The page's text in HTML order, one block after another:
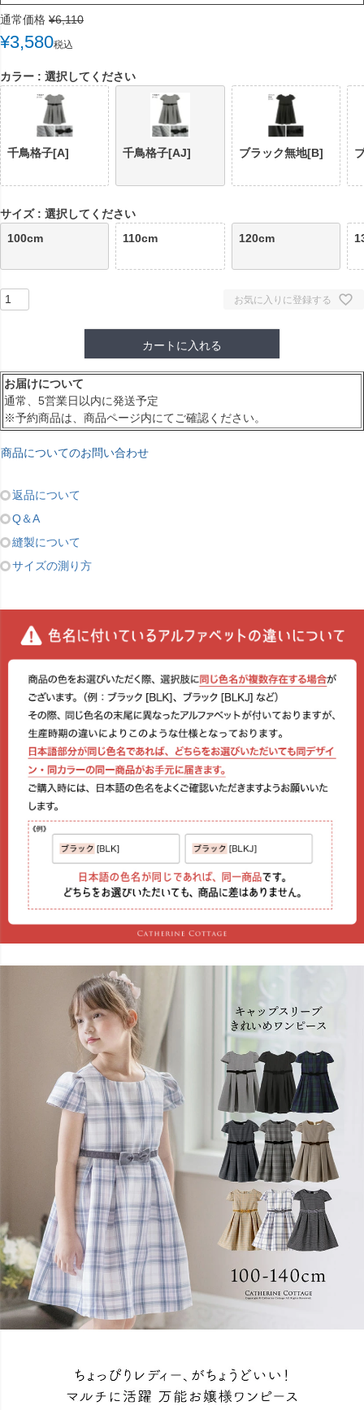
通常価格 ¥6,110
¥3,580税込
カラー 選択してください
千鳥格子[A] 千鳥格子[AJ] ブラック無地[B]
サイズ
選択してください
100cm
110cm 120cm
お気に入りに登録する
カートに入れる
お届けについて
通常、5営業日以内に発送予定
※予約商品は、商品ページ内にてご確認ください。
商品についてのお問い合わせ
返品について
Q＆A
縫製について
サイズの測り方